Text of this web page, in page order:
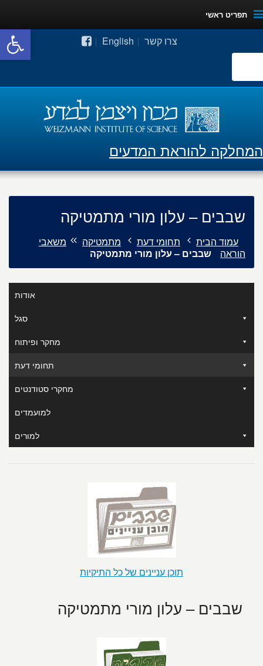
פתח
תפריט ראשי
צרו קשר English
המחלקה להוראת המדעים
שבבים – עלון מורי מתמטיקה
עמוד הבית תחומי דעת מתמטיקה
משאבי
הוראה
שבבים – עלון מורי מתמטיקה
אודות
סגל
מחקר ופיתוח
תחומי דעת
מחקרי סטודנטים
למועמדים
למורים
תוכן עניינים של כל התיקיות
שבבים – עלון מורי מתמטיקה